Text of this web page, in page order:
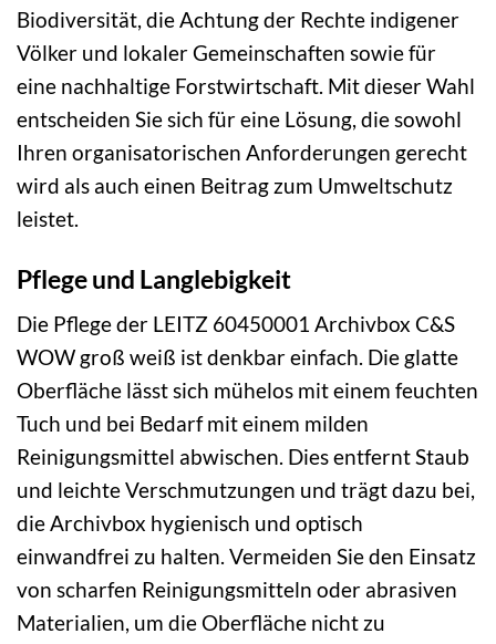
Biodiversität, die Achtung der Rechte indigener
Völker und lokaler Gemeinschaften sowie für
eine nachhaltige Forstwirtschaft. Mit dieser Wahl
entscheiden Sie sich für eine Lösung, die sowohl
Ihren organisatorischen Anforderungen gerecht
wird als auch einen Beitrag zum Umweltschutz
leistet.
Pflege und Langlebigkeit
Die Pflege der LEITZ 60450001 Archivbox C&S
WOW groß weiß ist denkbar einfach. Die glatte
Oberfläche lässt sich mühelos mit einem feuchten
Tuch und bei Bedarf mit einem milden
Reinigungsmittel abwischen. Dies entfernt Staub
und leichte Verschmutzungen und trägt dazu bei,
die Archivbox hygienisch und optisch
einwandfrei zu halten. Vermeiden Sie den Einsatz
von scharfen Reinigungsmitteln oder abrasiven
Materialien, um die Oberfläche nicht zu